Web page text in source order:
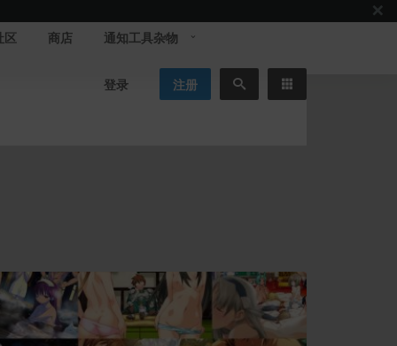
区 商店 通知工具杂物
登录 注册